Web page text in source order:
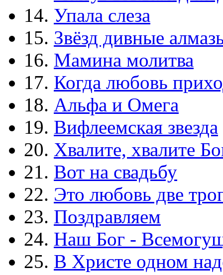
14. Упала слеза
15. Звёзд дивные
16. Мамина молитва
17. Когда любовь
18. Альфа и Омега
19. Вифлеемская звезда
20. Хвалите, хвалите
21. Вот на свадьбу
22. Это любовь две
23. Поздравляем
24. Наш Бог -
25. В Христе одном